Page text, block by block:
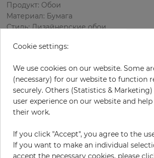
Продукт: Обои
Материал: Бумага
Стиль: Дизайнерские обои
Размеры (ширина/длина): 52 см / 10.0 м
Цвет Серый
Цвет узора: Кремовый
54,50 € за рулон
19% НДС включительно + Доставка
Цена за м² - 10,48 €
Cookie settings:
We use cookies on our website. Some
(necessary) for our website to function
securely. Others (Statistics &
user experience on our website and
their work.
If you click "Accept", you agree to the
If you want to make an individual
accept the necessary cookies, please